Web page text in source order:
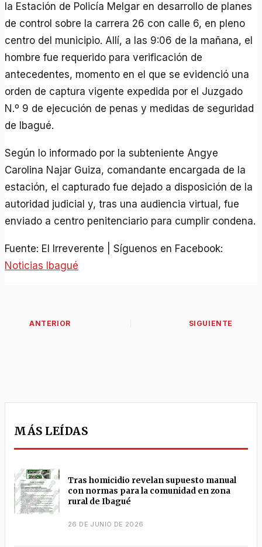
la Estación de Policía Melgar en desarrollo de planes
de control sobre la carrera 26 con calle 6, en pleno
centro del municipio. Allí, a las 9:06 de la mañana, el
hombre fue requerido para verificación de
antecedentes, momento en el que se evidenció una
orden de captura vigente expedida por el Juzgado
N.º 9 de ejecución de penas y medidas de seguridad
de Ibagué.
Según lo informado por la subteniente Angye
Carolina Najar Guiza, comandante encargada de la
estación, el capturado fue dejado a disposición de la
autoridad judicial y, tras una audiencia virtual, fue
enviado a centro penitenciario para cumplir condena.
Fuente: El Irreverente | Síguenos en Facebook:
Noticias Ibagué
MÁS LEÍDAS
Tras homicidio revelan supuesto manual
con normas para la comunidad en zona
rural de Ibagué
26 DE JUNIO DE 2026